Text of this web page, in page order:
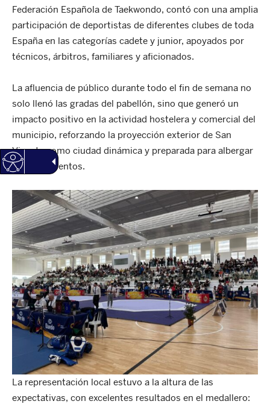
Federación Española de Taekwondo, contó con una amplia
participación de deportistas de diferentes clubes de toda
España en las categorías cadete y junior, apoyados por
técnicos, árbitros, familiares y aficionados.
La afluencia de público durante todo el fin de semana no
solo llenó las gradas del pabellón, sino que generó un
impacto positivo en la actividad hostelera y comercial del
municipio, reforzando la proyección exterior de San
Vicente como ciudad dinámica y preparada para albergar
grandes eventos.
La representación local estuvo a la altura de las
expectativas, con excelentes resultados en el medallero: